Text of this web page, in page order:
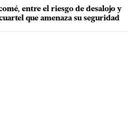
entre el riesgo de desalojo y
que amenaza su seguridad